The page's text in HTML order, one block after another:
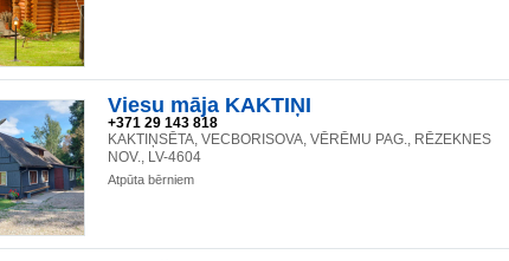
Viesu māja KAKTIŅI
+371 29 143 818
KAKTIŅSĒTA, VECBORISOVA, VĒRĒMU PAG., RĒZEKNES
NOV., LV-4604
Atpūta bērniem